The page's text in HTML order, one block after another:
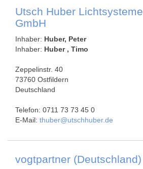
Utsch Huber Lichtsysteme
GmbH
Inhaber: Huber, Peter
Inhaber: Huber , Timo
Zeppelinstr. 40
73760 Ostfildern
Deutschland
Telefon: 0711 73 73 45 0
E-Mail: thuber@utschhuber.de
vogtpartner (Deutschland)